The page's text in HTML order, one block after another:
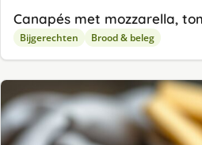
Canapés met mozzarella,
Bijgerechten Brood & beleg